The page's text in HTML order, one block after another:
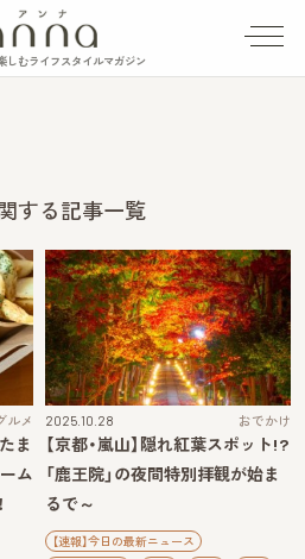
しむライフスタイルマガジン
する記事一覧
ルメ
ま
ム
2025.10.28 おでかけ
【京都・嵐山】隠れ紅葉スポット!?
「鹿王院」の夜間特別拝観が始ま
るで～
【速報】今日の最新ニュース